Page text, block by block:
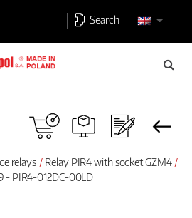
Search
relays
Relay PIR4 with socket GZM4
- PIR4-012DC-00LD